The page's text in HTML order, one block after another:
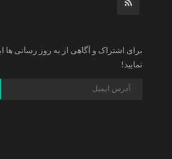
برای اشتراک و آگاهی از به روز رسانی ها
نمایید!